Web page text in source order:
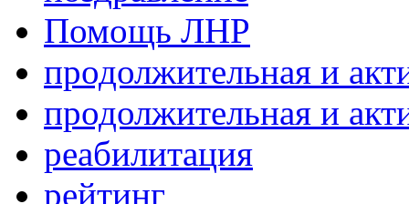
Помощь ЛНР
продолжительная и
продолжительная и
реабилитация
рейтинг